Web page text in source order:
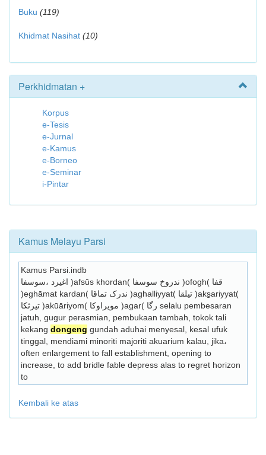
Buku (119)
Khidmat Nasihat (10)
Perkhidmatan +
Korpus
e-Tesis
e-Jurnal
e-Kamus
e-Borneo
e-Seminar
i-Pintar
Kamus Melayu Parsi
Kamus Parsi.indb
اغيرد ،سوسفا )afsūs khordan( ندروخ سوسفا )ofogh( قفا
)eghāmat kardan( ندرک تماقا )aghalliyyat( تيلقا )aks̱ariyyat(
تيرثکا )akūāriyom( مويراوکا )agar( رگا selalu pembesaran
jatuh, gugur perasmian, pembukaan tambah, tokok tali
kekang dongeng gundah aduhai menyesal, kesal ufuk
tinggal, mendiami minoriti majoriti akuarium kalau, jika،
often enlargement to fall establishment, opening to
increase, to add bridle fable depress alas to regret horizon
to
Kembali ke atas